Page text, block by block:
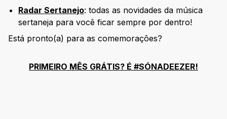
Radar Sertanejo: todas as novidades da música
sertaneja para você ficar sempre por dentro!
Está pronto(a) para as comemorações?
PRIMEIRO MÊS GRÁTIS? É #SÓNADEEZER!